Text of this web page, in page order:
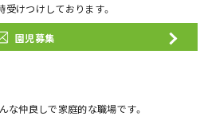
受けつけしております。
園児募集
な仲良しで家庭的な職場です。